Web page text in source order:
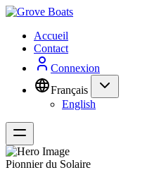
Accueil
Contact
Connexion
Français
English
Pionnier du Solaire